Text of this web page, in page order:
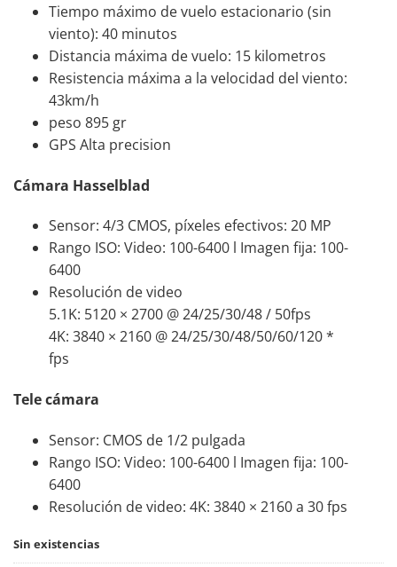
Tiempo máximo de vuelo estacionario (sin
viento): 40 minutos
Distancia máxima de vuelo: 15 kilometros
Resistencia máxima a la velocidad del viento:
43km/h
peso 895 gr
GPS Alta precision
Cámara Hasselblad
Sensor: 4/3 CMOS, píxeles efectivos: 20 MP
Rango ISO: Video: 100-6400 l Imagen fija: 100-
6400
Resolución de video
5.1K: 5120 × 2700 @ 24/25/30/48 / 50fps
4K: 3840 × 2160 @ 24/25/30/48/50/60/120 *
fps
Tele cámara
Sensor: CMOS de 1/2 pulgada
Rango ISO: Video: 100-6400 l Imagen fija: 100-
6400
Resolución de video: 4K: 3840 × 2160 a 30 fps
Sin existencias